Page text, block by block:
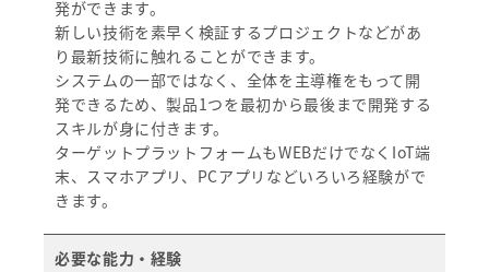
発ができます。
新しい技術を素早く検証するプロジェクトなどがあ
り最新技術に触れることができます。
システムの一部ではなく、全体を主導権をもって開
発できるため、製品1つを最初から最後まで開発する
スキルが身に付きます。
ターゲットプラットフォームもWEBだけでなくIoT端
末、スマホアプリ、PCアプリなどいろいろ経験がで
きます。
必要な能力・経験